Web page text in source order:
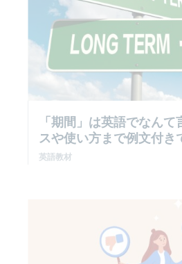
「期間」は英語でなん
スや使い方まで例文付き
英語教材